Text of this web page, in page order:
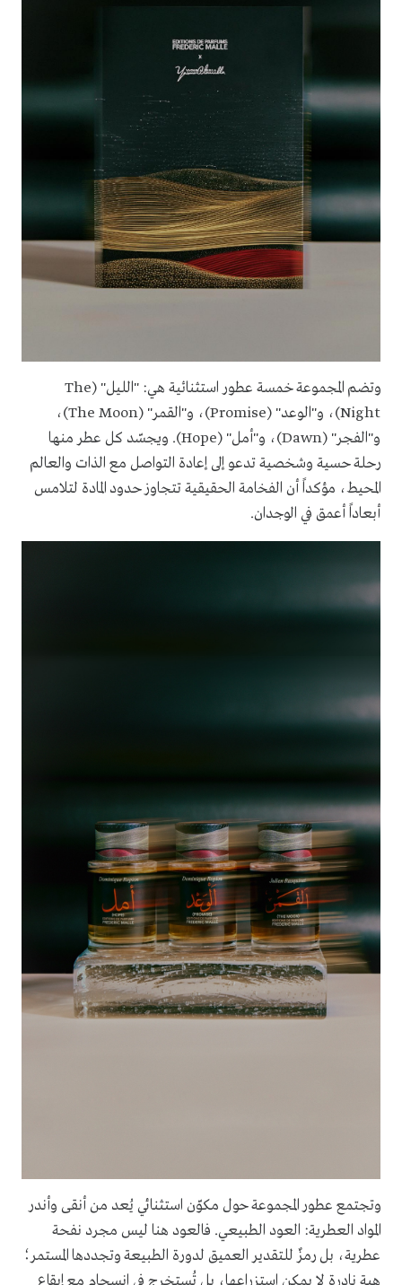
وتضم المجموعة خمسة عطور استثنائية هي: "الليل" (The
Night)، و"الوعد" (Promise)، و"القمر" (The Moon)،
و"الفجر" (Dawn)، و"أمل" (Hope). ويجسّد كل عطر منها
رحلة حسية وشخصية تدعو إلى إعادة التواصل مع الذات والعالم
المحيط، مؤكداً أن الفخامة الحقيقية تتجاوز حدود المادة لتلامس
أبعاداً أعمق في الوجدان.
وتجتمع عطور المجموعة حول مكوّن استثنائي يُعد من أنقى وأندر
المواد العطرية: العود الطبيعي. فالعود هنا ليس مجرد نفحة
عطرية، بل رمزٌ للتقدير العميق لدورة الطبيعة وتجددها المستمر؛
هبة نادرة لا يمكن استزراعها، بل تُستخرج في انسجام مع إيقاع